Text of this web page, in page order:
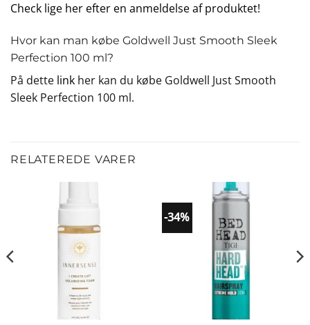
Check lige her efter en anmeldelse af produktet!
Hvor kan man købe Goldwell Just Smooth Sleek
Perfection 100 ml?
På dette link her kan du købe Goldwell Just Smooth
Sleek Perfection 100 ml.
RELATEREDE VARER
-34%